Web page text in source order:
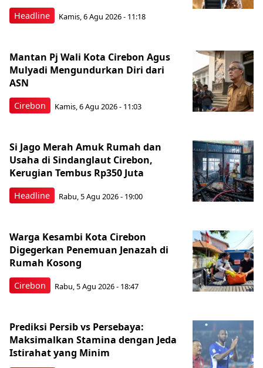
Headline Kamis, 6 Agu 2026 - 11:18
Cirebon
Mantan Pj Wali Kota Cirebon Agus
Mulyadi Mengundurkan Diri dari
ASN
Kamis, 6 Agu 2026 - 11:03
Headline
Si Jago Merah Amuk Rumah dan
Usaha di Sindanglaut Cirebon,
Kerugian Tembus Rp350 Juta
Rabu, 5 Agu 2026 - 19:00
Cirebon
Warga Kesambi Kota Cirebon
Digegerkan Penemuan Jenazah di
Rumah Kosong
Rabu, 5 Agu 2026 - 18:47
Prediksi Persib vs Persebaya:
Maksimalkan Stamina dengan Jeda
Istirahat yang Minim